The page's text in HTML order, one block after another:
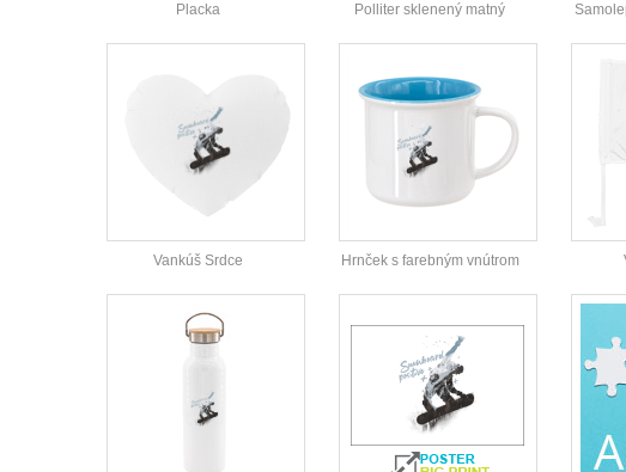
Placka Polliter sklenený matný
Vankúš Srdce Hrnček s farebným vnútrom